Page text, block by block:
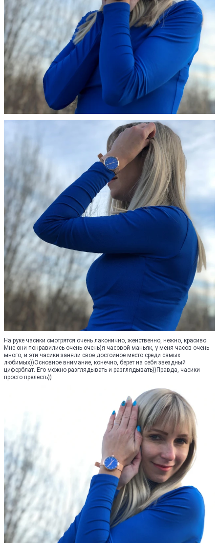
На руке часики смотрятся очень лаконично, женственно, нежно, красиво.
Мне они понравились очень-очень)я часовой маньяк, у меня часов очень
много, и эти часики заняли свое достойное место среди самых
любимых))Основное внимание, конечно, берет на себя звездный
циферблат. Его можно разглядывать и разглядывать))Правда, часики
просто прелесть))